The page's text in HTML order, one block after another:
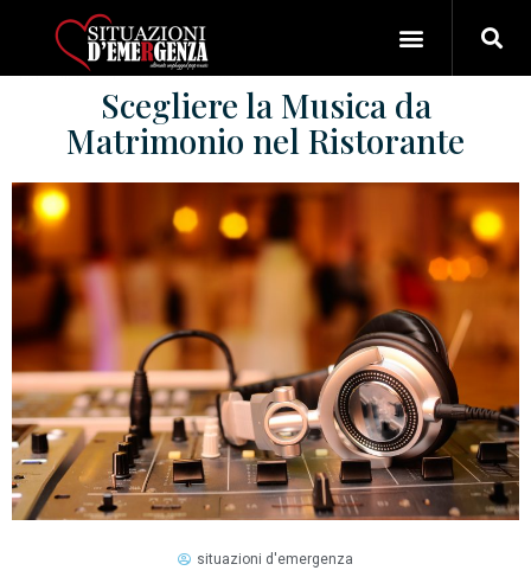
Scegliere la Musica da
Matrimonio nel Ristorante
situazioni d'emergenza